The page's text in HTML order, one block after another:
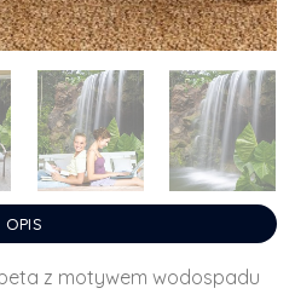
OPIS
z motywem wodospadu